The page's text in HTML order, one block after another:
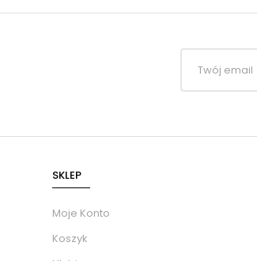
SKLEP
Moje Konto
Koszyk